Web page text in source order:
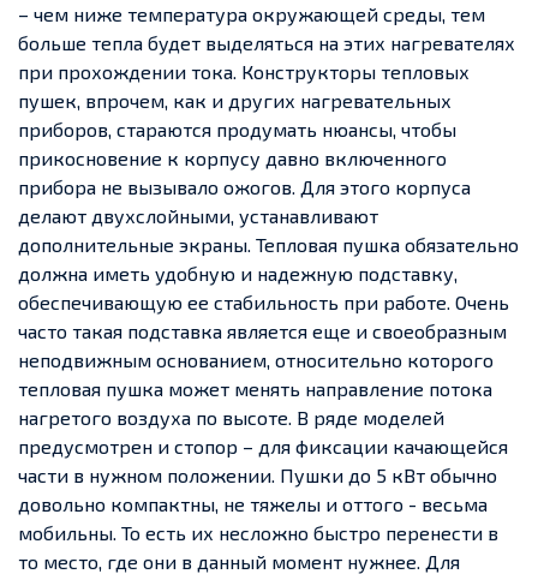
– чем ниже температура окружающей среды, тем
больше тепла будет выделяться на этих нагревателях
при прохождении тока. Конструкторы тепловых
пушек, впрочем, как и других нагревательных
приборов, стараются продумать нюансы, чтобы
прикосновение к корпусу давно включенного
прибора не вызывало ожогов. Для этого корпуса
делают двухслойными, устанавливают
дополнительные экраны. Тепловая пушка обязательно
должна иметь удобную и надежную подставку,
обеспечивающую ее стабильность при работе. Очень
часто такая подставка является еще и своеобразным
неподвижным основанием, относительно которого
тепловая пушка может менять направление потока
нагретого воздуха по высоте. В ряде моделей
предусмотрен и стопор – для фиксации качающейся
части в нужном положении. Пушки до 5 кВт обычно
довольно компактны, не тяжелы и оттого - весьма
мобильны. То есть их несложно быстро перенести в
то место, где они в данный момент нужнее. Для